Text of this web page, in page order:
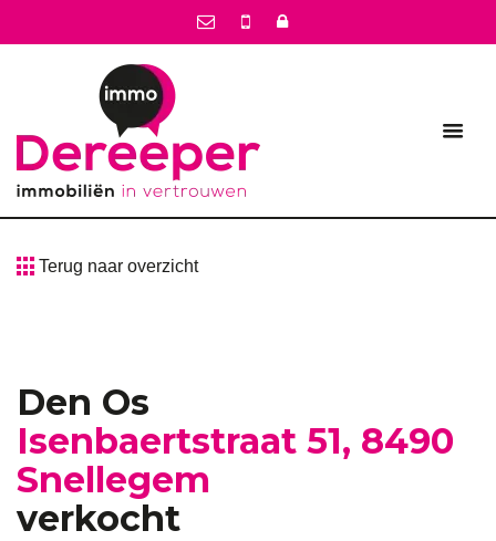
Terug naar overzicht
Den Os
Isenbaertstraat 51, 8490
Snellegem
verkocht